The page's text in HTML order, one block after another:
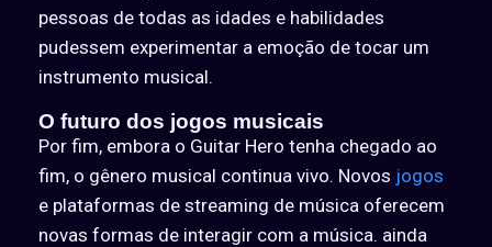
pessoas de todas as idades e habilidades
pudessem experimentar a emoção de tocar um
instrumento musical.
O futuro dos jogos musicais
Por fim, embora o Guitar Hero tenha chegado ao
fim, o gênero musical continua vivo. Novos jogos
e plataformas de streaming de música oferecem
novas formas de interagir com a música. ainda